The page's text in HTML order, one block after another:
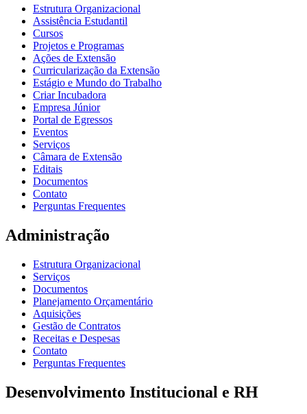
Estrutura Organizacional
Assistência Estudantil
Cursos
Projetos e Programas
Ações de Extensão
Curricularização da Extensão
Estágio e Mundo do Trabalho
Criar Incubadora
Empresa Júnior
Portal de Egressos
Eventos
Serviços
Câmara de Extensão
Editais
Documentos
Contato
Perguntas Frequentes
Administração
Estrutura Organizacional
Serviços
Documentos
Planejamento Orçamentário
Aquisições
Gestão de Contratos
Receitas e Despesas
Contato
Perguntas Frequentes
Desenvolvimento Institucional e RH